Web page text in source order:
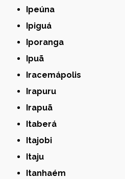
Ipeúna
Ipiguá
Iporanga
Ipuã
Iracemápolis
Irapuru
Irapuã
Itaberá
Itajobi
Itaju
Itanhaém